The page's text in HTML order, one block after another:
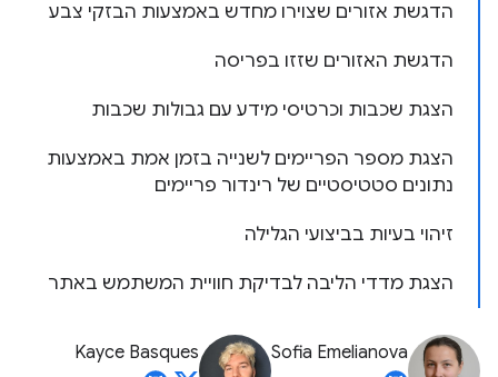
הדגשת אזורים שצוירו מחדש באמצעות הבזקי צבע
הדגשת האזורים שזזו בפריסה
הצגת שכבות וכרטיסי מידע עם גבולות שכבות
הצגת מספר הפריימים לשנייה בזמן אמת באמצעות
נתונים סטטיסטיים של רינדור פריימים
זיהוי בעיות בביצועי הגלילה
הצגת מדדי הליבה לבדיקת חוויית המשתמש באתר
Sofia Emelianova
Kayce Basques